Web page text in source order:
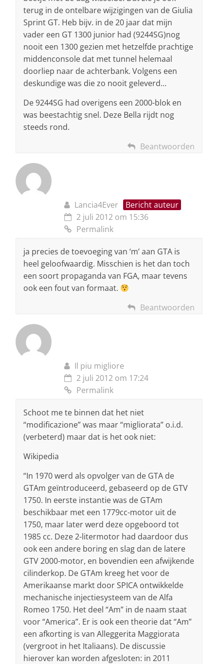
terug in de ontelbare wijzigingen van de Giulia
Sprint GT. Heb bijv. in de 20 jaar dat mijn
vader een GT 1300 junior had (9244SG)nog
nooit een 1300 gezien met hetzelfde prachtige
middenconsole dat met tunnel helemaal
doorliep naar de achterbank. Volgens een
deskundige was die zo nooit geleverd…
De 9244SG had overigens een 2000-blok en
was beestachtig snel. Deze Bella rijdt nog
steeds rond.
Beantwoorden
Lancia4Ever
Bericht auteur
2 juli 2012 om 15:36
Permalink
ja precies de toevoeging van ‘m’ aan GTA is
heel geloofwaardig. Misschien is het dan toch
een soort propaganda van FGA, maar tevens
ook een fout van formaat.
Beantwoorden
Il piu migliore
2 juli 2012 om 17:24
Permalink
Schoot me te binnen dat het niet
“modificazione” was maar “migliorata” o.i.d.
(verbeterd) maar dat is het ook niet:
Wikipedia
“In 1970 werd als opvolger van de GTA de
GTAm geïntroduceerd, gebaseerd op de GTV
1750. In eerste instantie was de GTAm
beschikbaar met een 1779cc-motor uit de
1750, maar later werd deze opgeboord tot
1985 cc. Deze 2-litermotor had daardoor dus
ook een andere boring en slag dan de latere
GTV 2000-motor, en bovendien een afwijkende
cilinderkop. De GTAm kreeg het voor de
Amerikaanse markt door SPICA ontwikkelde
mechanische injectiesysteem van de Alfa
Romeo 1750. Het deel “Am” in de naam staat
voor “America”. Er is ook een theorie dat “Am”
een afkorting is van Alleggerita Maggiorata
(vergroot in het Italiaans). De discussie
hierover kan worden afgesloten: in 2011